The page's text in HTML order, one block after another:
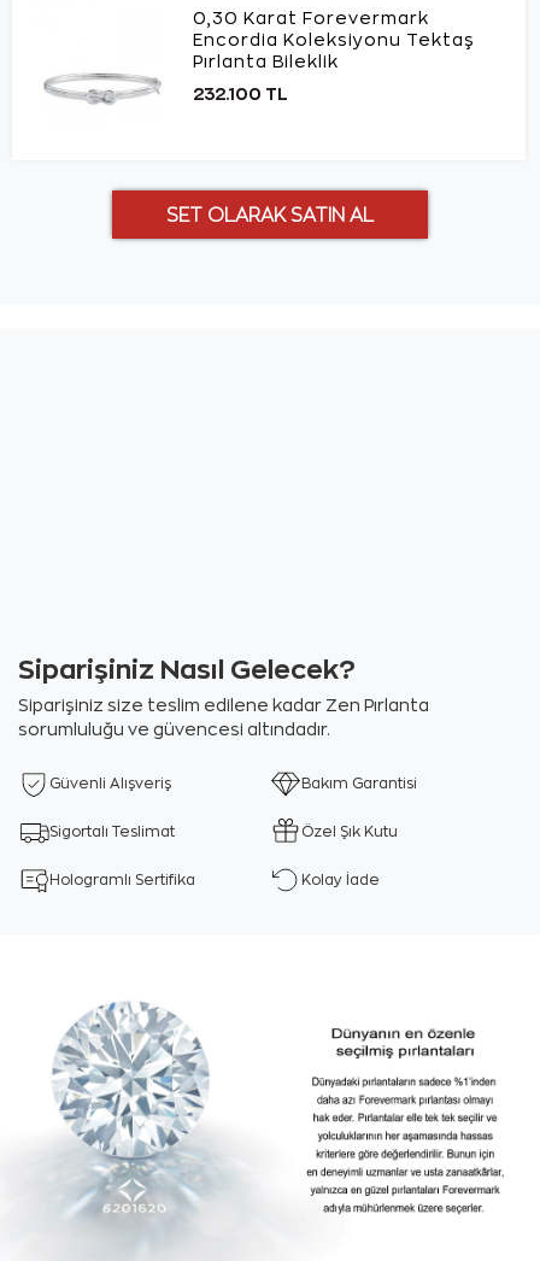
0,30 Karat Forevermark
Encordia Koleksiyonu Tektaş
Pırlanta Bileklik
232.100 TL
Siparişiniz Nasıl Gelecek?
Siparişiniz size teslim edilene kadar Zen Pırlanta
sorumluluğu ve güvencesi altındadır.
Güvenli Alışveriş Bakım Garantisi
Sigortalı Teslimat Özel Şık Kutu
Hologramlı Sertifika Kolay İade